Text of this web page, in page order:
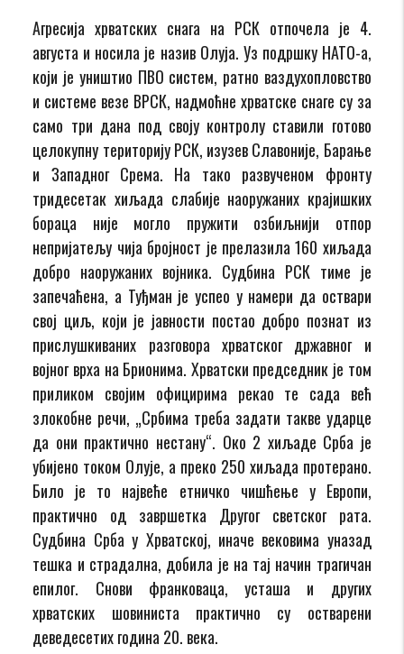
Агресија хрватских снага на РСК отпочела је 4.
августа и носила је назив Олуја. Уз подршку НАТО-а,
који је уништио ПВО систем, ратно ваздухопловство
и системе везе ВРСК, надмоћне хрватске снаге су за
само три дана под своју контролу ставили готово
целокупну територију РСК, изузев Славоније, Барање
и Западног Срема. На тако развученом фронту
тридесетак хиљада слабије наоружаних крајишких
бораца није могло пружити озбиљнији отпор
непријатељу чија бројност је прелазила 160 хиљада
добро наоружаних војника. Судбина РСК тиме је
запечаћена, а Туђман је успео у намери да оствари
свој циљ, који је јавности постао добро познат из
прислушкиваних разговора хрватског државног и
војног врха на Брионима. Хрватски председник је том
приликом својим официрима рекао те сада већ
злокобне речи, „Србима треба задати такве ударце
да они практично нестану“. Око 2 хиљаде Срба је
убијено током Олује, а преко 250 хиљада протерано.
Било је то највеће етничко чишћење у Европи,
практично од завршетка Другог светског рата.
Судбина Срба у Хрватској, иначе вековима уназад
тешка и страдална, добила је на тај начин трагичан
епилог. Снови франковаца, усташа и других
хрватских шовиниста практично су остварени
деведесетих година 20. века.